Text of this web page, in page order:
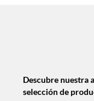
Descubre nuestra
selección de